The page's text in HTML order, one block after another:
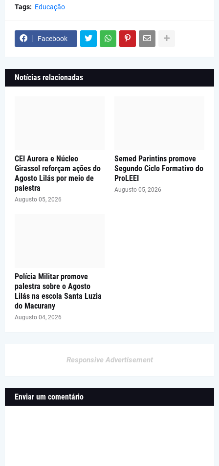
Tags: Educação
Facebook
Notícias relacionadas
CEI Aurora e Núcleo
Girassol reforçam ações do
Agosto Lilás por meio de
palestra
Augusto 05, 2026
Semed Parintins promove
Segundo Ciclo Formativo do
ProLEEI
Augusto 05, 2026
Polícia Militar promove
palestra sobre o Agosto
Lilás na escola Santa Luzia
do Macurany
Augusto 04, 2026
Responsive Advertisement
Enviar um comentário